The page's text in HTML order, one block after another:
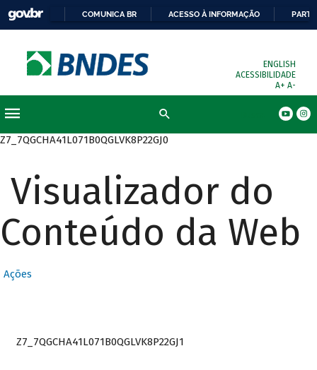
COMUNICA BR ACESSO À INFORMAÇÃO
ENGLISH
ACESSIBILIDADE
A+ A-
Z7_7QGCHA41L071B0QGLVK8P22GJ0
Visualizador do
Conteúdo da Web
Ações
Z7_7QGCHA41L071B0QGLVK8P22GJ1